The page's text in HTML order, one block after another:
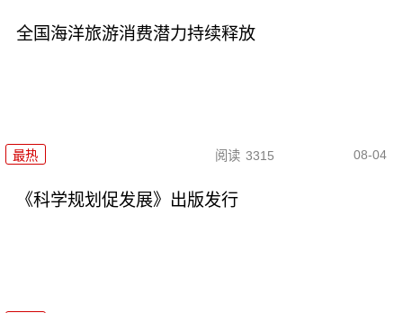
全国海洋旅游消费潜力持续释放
最热 阅读 3315 08-04
《科学规划促发展》出版发行